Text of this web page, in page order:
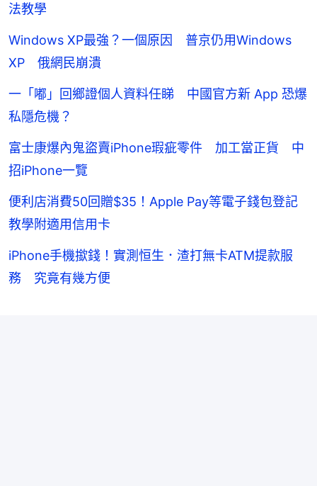
法教學
Windows XP最強？一個原因 普京仍用Windows
XP 俄網民崩潰
一「嘟」回鄉證個人資料任睇 中國官方新 App 恐爆
私隱危機？
富士康爆內鬼盜賣iPhone瑕疵零件 加工當正貨 中
招iPhone一覽
便利店消費50回贈$35！Apple Pay等電子錢包登記
教學附適用信用卡
iPhone手機撳錢！實測恒生．渣打無卡ATM提款服
務 究竟有幾方便